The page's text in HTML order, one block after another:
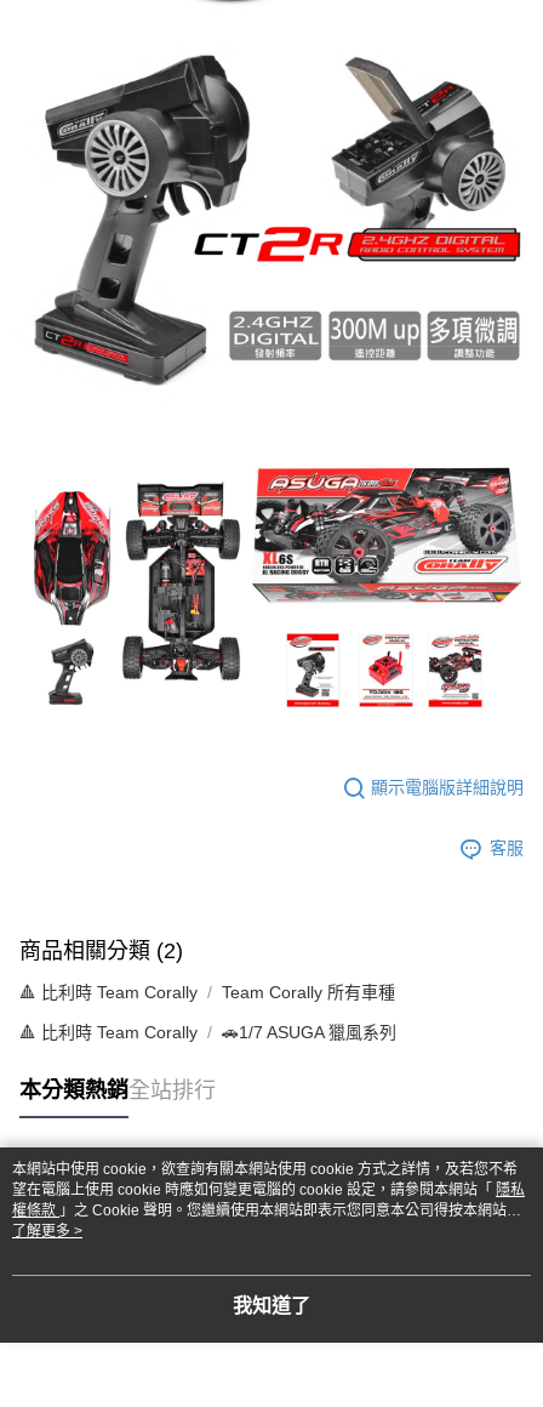
顯示電腦版詳細說明
客服
商品相關分類 (2)
🔺 比利時 Team Corally Team Corally 所有車種
🔺 比利時 Team Corally 🚗1/7 ASUGA 獵風系列
本分類熱銷全站排行
熱門標籤
本網站中使用 cookie，欲查詢有關本網站使用 cookie 方式之詳情，及若您不希
望在電腦上使用 cookie 時應如何變更電腦的 cookie 設定，請參閱本網站「 隱私
權條款 」之 Cookie 聲明。您繼續使用本網站即表示您同意本公司得按本網站使
用條款之 Cookie 聲明使用 cookie。
了解更多 >
我知道了